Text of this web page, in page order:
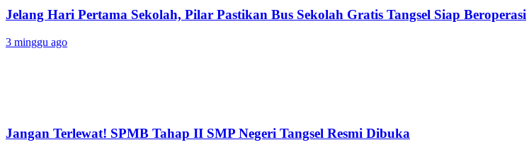
Jelang Hari Pertama Sekolah, Pilar Pastikan Bus Sekolah Gratis Tangsel Siap Beroperasi
3 minggu ago
Jangan Terlewat! SPMB Tahap II SMP Negeri Tangsel Resmi Dibuka